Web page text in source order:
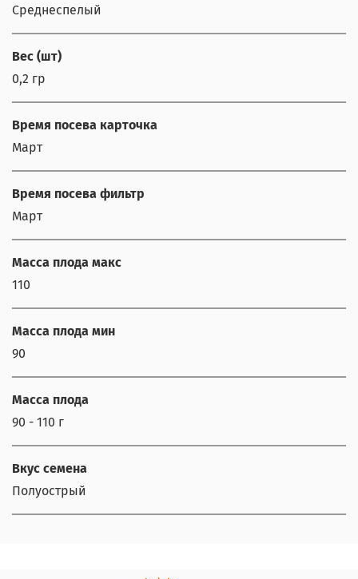
Среднеспелый
Вес (шт)
0,2 гр
Время посева карточка
Март
Время посева фильтр
Март
Масса плода макс
110
Масса плода мин
90
Масса плода
90 - 110 г
Вкус семена
Полуострый